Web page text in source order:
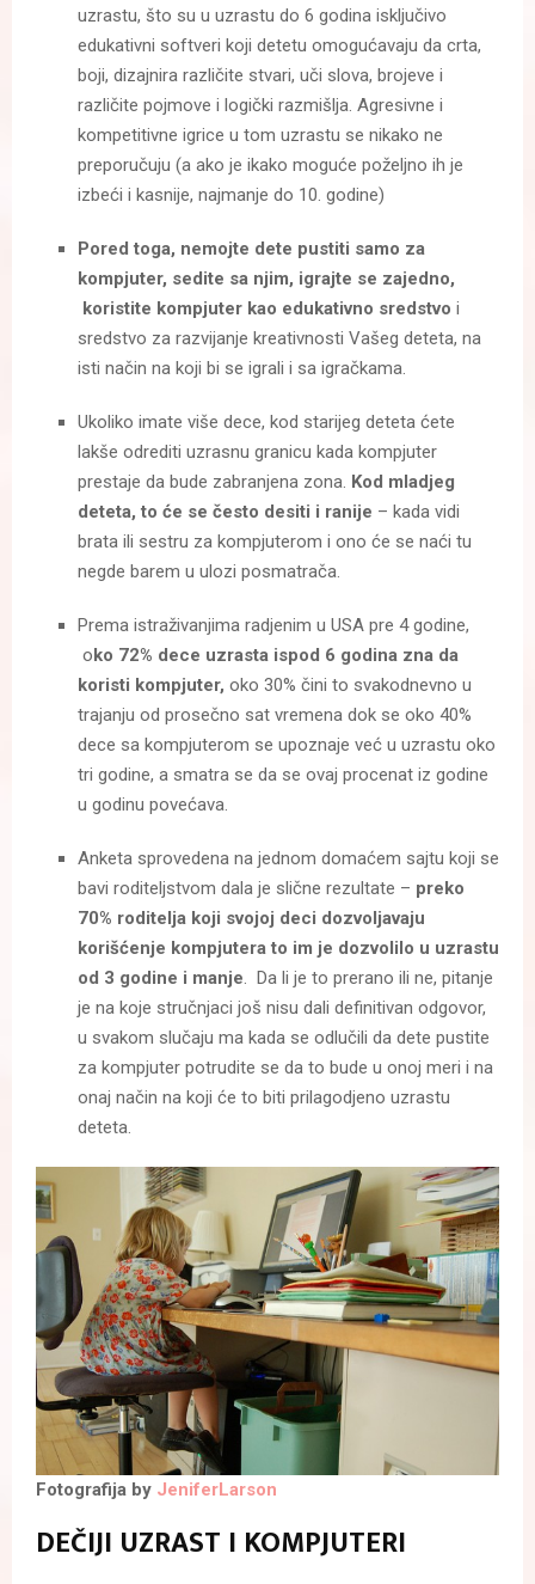
uzrastu, što su u uzrastu do 6 godina isključivo
edukativni softveri koji detetu omogućavaju da crta,
boji, dizajnira različite stvari, uči slova, brojeve i
različite pojmove i logički razmišlja. Agresivne i
kompetitivne igrice u tom uzrastu se nikako ne
preporučuju (a ako je ikako moguće poželjno ih je
izbeći i kasnije, najmanje do 10. godine)
Pored toga, nemojte dete pustiti samo za
kompjuter, sedite sa njim, igrajte se zajedno,
koristite kompjuter kao edukativno sredstvo i
sredstvo za razvijanje kreativnosti Vašeg deteta, na
isti način na koji bi se igrali i sa igračkama.
Ukoliko imate više dece, kod starijeg deteta ćete
lakše odrediti uzrasnu granicu kada kompjuter
prestaje da bude zabranjena zona. Kod mladjeg
deteta, to će se često desiti i ranije – kada vidi
brata ili sestru za kompjuterom i ono će se naći tu
negde barem u ulozi posmatrača.
Prema istraživanjima radjenim u USA pre 4 godine,
oko 72% dece uzrasta ispod 6 godina zna da
koristi kompjuter, oko 30% čini to svakodnevno u
trajanju od prosečno sat vremena dok se oko 40%
dece sa kompjuterom se upoznaje već u uzrastu oko
tri godine, a smatra se da se ovaj procenat iz godine
u godinu povećava.
Anketa sprovedena na jednom domaćem sajtu koji se
bavi roditeljstvom dala je slične rezultate – preko
70% roditelja koji svojoj deci dozvoljavaju
korišćenje kompjutera to im je dozvolilo u uzrastu
od 3 godine i manje . Da li je to prerano ili ne, pitanje
je na koje stručnjaci još nisu dali definitivan odgovor,
u svakom slučaju ma kada se odlučili da dete pustite
za kompjuter potrudite se da to bude u onoj meri i na
onaj način na koji će to biti prilagodjeno uzrastu
deteta.
Fotografija by JeniferLarson
DEČIJI UZRAST I KOMPJUTERI